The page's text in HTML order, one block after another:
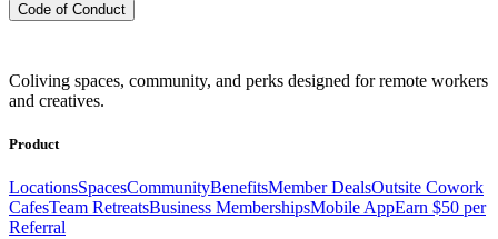
Code of Conduct
Coliving spaces, community, and perks designed for remote workers
and creatives.
Product
LocationsSpacesCommunityBenefitsMember DealsOutsite Cowork
CafesTeam RetreatsBusiness MembershipsMobile AppEarn $50 per
Referral